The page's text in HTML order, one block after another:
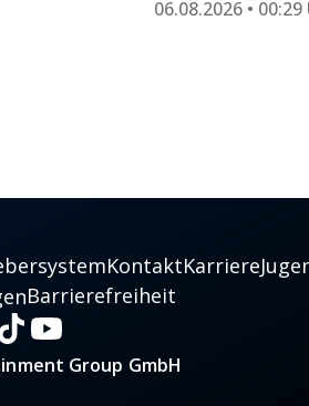
06.08.2026 • 00:29
KontaktKarriere
Barrierefreiheit
Group GmbH